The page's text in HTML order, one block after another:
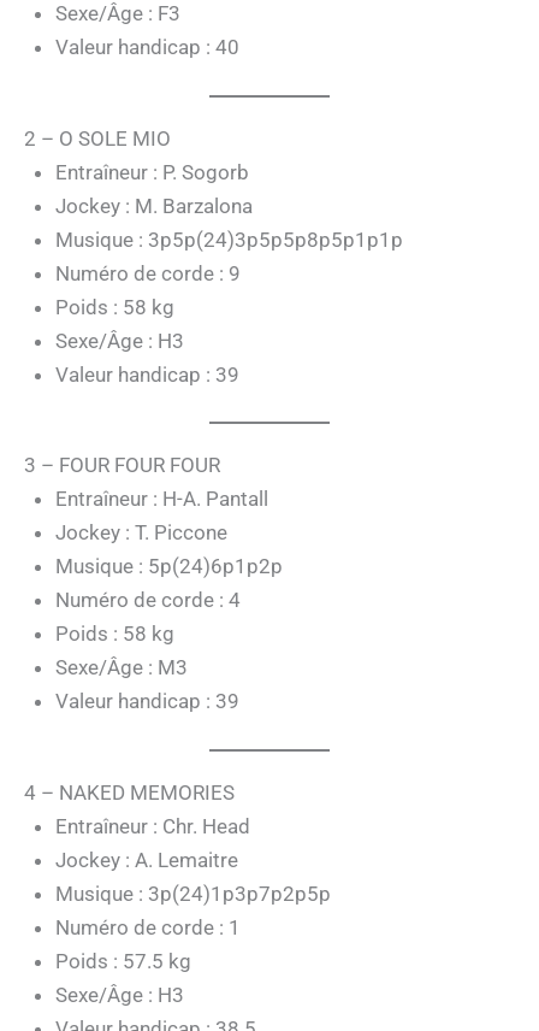
Sexe/Âge : F3
Valeur handicap : 40
2 – O SOLE MIO
Entraîneur : P. Sogorb
Jockey : M. Barzalona
Musique : 3p5p(24)3p5p5p8p5p1p1p
Numéro de corde : 9
Poids : 58 kg
Sexe/Âge : H3
Valeur handicap : 39
3 – FOUR FOUR FOUR
Entraîneur : H-A. Pantall
Jockey : T. Piccone
Musique : 5p(24)6p1p2p
Numéro de corde : 4
Poids : 58 kg
Sexe/Âge : M3
Valeur handicap : 39
4 – NAKED MEMORIES
Entraîneur : Chr. Head
Jockey : A. Lemaitre
Musique : 3p(24)1p3p7p2p5p
Numéro de corde : 1
Poids : 57.5 kg
Sexe/Âge : H3